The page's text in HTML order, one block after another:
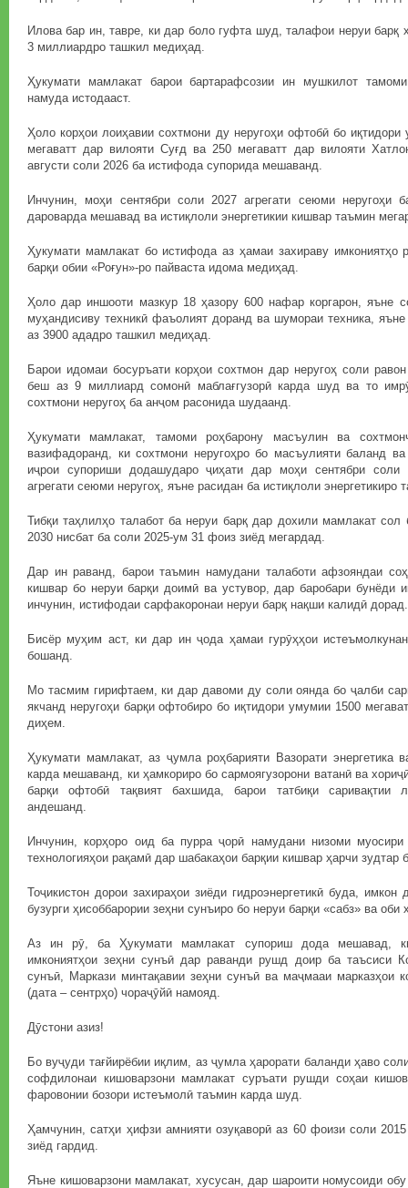
Илова бар ин, тавре, ки дар боло гуфта шуд, талафои неруи барқ
3 миллиардро ташкил медиҳад.
Ҳукумати мамлакат барои бартарафсозии ин мушкилот
намуда истодааст.
Ҳоло корҳои лоиҳавии сохтмони ду неругоҳи офтобӣ бо
мегаватт дар вилояти Суғд ва 250 мегаватт дар вилояти
августи соли 2026 ба истифода супорида мешаванд.
Инчунин, моҳи сентябри соли 2027 агрегати сеюми неругоҳи
дароварда мешавад ва истиқлоли энергетикии кишвар таъмин
Ҳукумати мамлакат бо истифода аз ҳамаи захираву имкониятҳо
барқи обии «Роғун»-ро пайваста идома медиҳад.
Ҳоло дар иншооти мазкур 18 ҳазору 600 нафар коргарон, яъне
муҳандисиву техникӣ фаъолият доранд ва шумораи техника,
аз 3900 ададро ташкил медиҳад.
Барои идомаи босуръати корҳои сохтмон дар неругоҳ соли
беш аз 9 миллиард сомонӣ маблағгузорӣ карда шуд ва то
сохтмони неругоҳ ба анҷом расонида шудаанд.
Ҳукумати мамлакат, тамоми роҳбарону масъулин ва
вазифадоранд, ки сохтмони неругоҳро бо масъулияти баланд
иҷрои супориши додашударо ҷиҳати дар моҳи сентябри соли
агрегати сеюми неругоҳ, яъне расидан ба истиқлоли энергетикиро
Тибқи таҳлилҳо талабот ба неруи барқ дар дохили мамлакат
2030 нисбат ба соли 2025-ум 31 фоиз зиёд мегардад.
Дар ин раванд, барои таъмин намудани талаботи афзояндаи
кишвар бо неруи барқи доимӣ ва устувор, дар баробари бунёди
инчунин, истифодаи сарфакоронаи неруи барқ нақши калидӣ дорад.
Бисёр муҳим аст, ки дар ин ҷода ҳамаи гурӯҳҳои
бошанд.
Мо тасмим гирифтаем, ки дар давоми ду соли оянда бо ҷалби
якчанд неругоҳи барқи офтобиро бо иқтидори умумии 1500
диҳем.
Ҳукумати мамлакат, аз ҷумла роҳбарияти Вазорати энергетика
карда мешаванд, ки ҳамкориро бо сармоягузорони ватанӣ ва
барқи офтобӣ тақвият бахшида, барои татбиқи саривақтии
андешанд.
Инчунин, корҳоро оид ба пурра ҷорӣ намудани низоми
технологияҳои рақамӣ дар шабакаҳои барқии кишвар ҳарчи зудтар
Тоҷикистон дорои захираҳои зиёди гидроэнергетикӣ буда, имкон
бузурги ҳисоббарории зеҳни сунъиро бо неруи барқи «сабз» ва оби
Аз ин рӯ, ба Ҳукумати мамлакат супориш дода мешавад,
имкониятҳои зеҳни сунъӣ дар раванди рушд доир ба таъсиси
сунъӣ, Маркази минтақавии зеҳни сунъӣ ва маҷмааи марказҳои
(дата – сентрҳо) чораҷӯйӣ намояд.
Дӯстони азиз!
Бо вуҷуди тағйирёбии иқлим, аз ҷумла ҳарорати баланди ҳаво
софдилонаи кишоварзони мамлакат суръати рушди соҳаи
фаровонии бозори истеъмолӣ таъмин карда шуд.
Ҳамчунин, сатҳи ҳифзи амнияти озуқаворӣ аз 60 фоизи соли
зиёд гардид.
Яъне кишоварзони мамлакат, хусусан, дар шароити номусоиди